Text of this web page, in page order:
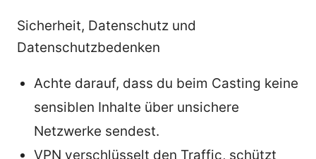
Sicherheit, Datenschutz und
Datenschutzbedenken
Achte darauf, dass du beim Casting keine
sensiblen Inhalte über unsichere
Netzwerke sendest.
VPN verschlüsselt den Traffic, schützt